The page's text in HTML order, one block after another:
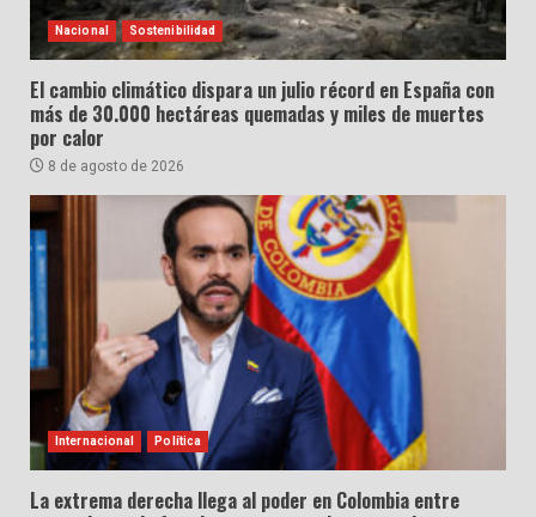
Nacional Sostenibilidad
El cambio climático dispara un julio récord en España con
más de 30.000 hectáreas quemadas y miles de muertes
por calor
8 de agosto de 2026
Internacional Política
La extrema derecha llega al poder en Colombia entre